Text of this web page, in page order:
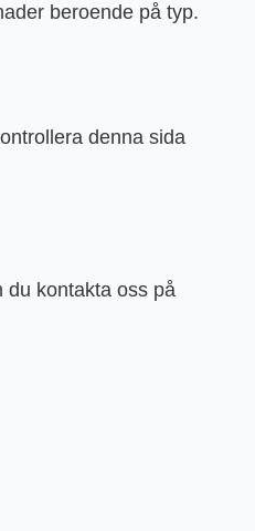
beroende på typ.
denna sida
du kontakta oss på